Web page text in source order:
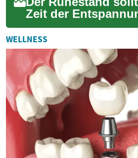
Zeit der
des Genießens
viele Senioren ist die
finanzielle Pl...
WELLNESS